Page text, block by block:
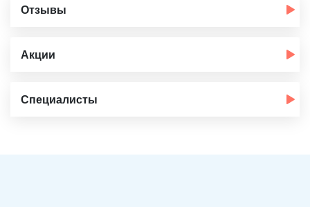
Отзывы
Акции
Специалисты